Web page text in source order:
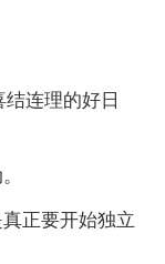
连理的好日
正要开始独立